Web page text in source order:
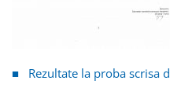
■ Rezultate la proba scrisa